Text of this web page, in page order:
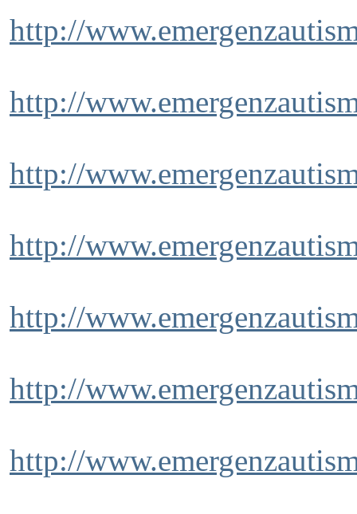
http://
http://
http://
http://
http://
http://
http://